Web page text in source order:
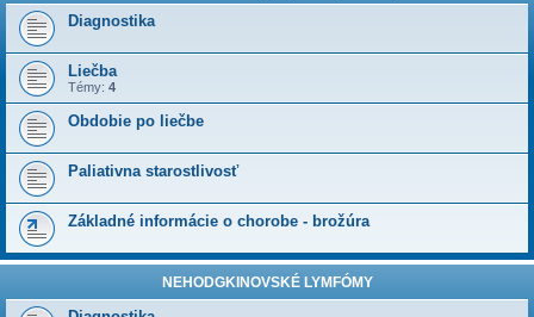
Diagnostika
Liečba
Témy: 4
Obdobie po liečbe
Paliativna starostlivosť
Základné informácie o chorobe - brožúra
NEHODGKINOVSKÉ LYMFÓMY